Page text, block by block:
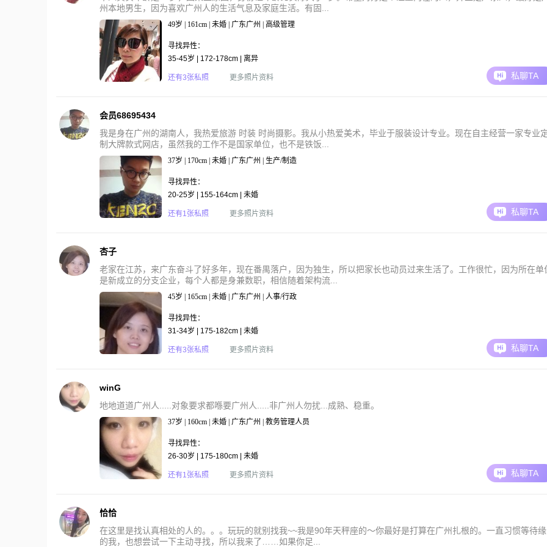
州本地男生，因为喜欢广州人的生活气息及家庭生活。有固...
49岁 | 161cm | 未婚 | 广东广州 | 高级管理
寻找异性：
35-45岁 | 172-178cm | 离异
还有3张私照 更多照片资料 私聊TA
会员68695434
我是身在广州的湖南人，我热爱旅游 时装 时尚摄影。我从小热爱美术，毕业于服装设计专业。现在自主经营一家专业
制大牌款式网店，虽然我的工作不是国家单位，也不是铁饭...
37岁 | 170cm | 未婚 | 广东广州 | 生产/制造
寻找异性：
20-25岁 | 155-164cm | 未婚
还有1张私照 更多照片资料 私聊TA
杏子
老家在江苏，来广东奋斗了好多年，现在番禺落户，因为独生，所以把家长也动员过来生活了。工作很忙，因为所在单
是新成立的分支企业，每个人都是身兼数职，相信随着架构流...
45岁 | 165cm | 未婚 | 广东广州 | 人事/行政
寻找异性：
31-34岁 | 175-182cm | 未婚
还有3张私照 更多照片资料 私聊TA
winG
地地道道广州人.....对象要求都喺要广州人.....非广州人勿扰...成熟、稳重。
37岁 | 160cm | 未婚 | 广东广州 | 教务管理人员
寻找异性：
26-30岁 | 175-180cm | 未婚
还有1张私照 更多照片资料 私聊TA
恰恰
在这里是找认真相处的人的。。。玩玩的就别找我~~我是90年天秤座的～你最好是打算在广州扎根的。一直习惯等待
的我，也想尝试一下主动寻找，所以我来了……如果你足...